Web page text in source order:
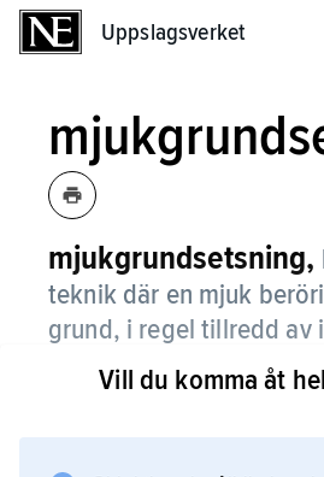
Uppslagsverket
mjukgrundsetsning,
teknik där en mjuk
grund, i regel tillredd av
skyddar plåtens bildsida.
Vill du komma åt